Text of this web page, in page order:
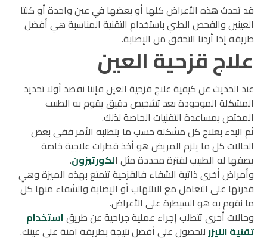
قد تحدث هذه الأعراض كلها أو بعضها في عين واحدة أو كلتا
العينين والفحص الطبي باستخدام التقنية المناسبة هي أفضل
طريقة إذا أردنا التحقق من الإصابة.
علاج قزحية العين
عند الحديث عن كيفية علاج قزحية العين فإننا نقصد أولا تحديد
المشكلة الموجودة بعد تشخيص دقيق يقوم به الطبيب
المختص بمساعدة التقنيات الخاصة لذلك.
ثم البدء بعلاج كل مشكلة حسب ما يتطلبه الأمر ففي بعض
الحالات كل ما يلزم المريض هو أخذ قطرات علاجية خاصة
يصفها له الطبيب لفترة محددة مثل الكورتيزون.
وأمراض أخرى ذاتية الشفاء فالقزحية تتمتع بهذه الميزة وهي
قدرتها على التعامل مع الالتهاب أو الإصابة والشفاء منها كل
ما نقوم به هو السيطرة على الأعراض.
وحالات أخرى تتطلب إجراء عملية جراحية عن طريقاستخدام
تقنية الليزر للحصول على أفضل نتيجة بطريقة آمنة على عينك.